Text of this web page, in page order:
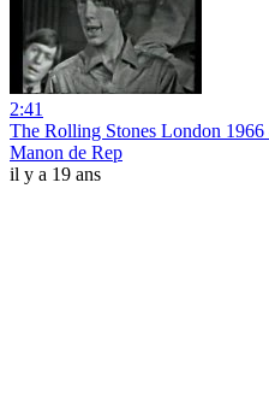
2:41
The Rolling Stones London 1966
Manon de Rep
il y a 19 ans